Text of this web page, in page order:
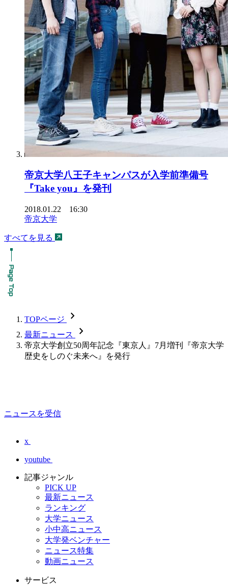
帝京大学八王子キャンパスが入学前準備号
『Take you』を発刊
2018.01.22 16:30
帝京大学
すべてを見る
TOPページ chevron_forward
最新ニュース chevron_forward
帝京大学創立50周年記念『東京人』7月増刊『帝京大学
歴史をしのぐ未来へ』を発行
ニュースを受信
x
youtube
記事ジャンル
PICK UP
最新ニュース
ランキング
大学ニュース
小中高ニュース
大学発ベンチャー
ニュース特集
動画ニュース
サービス